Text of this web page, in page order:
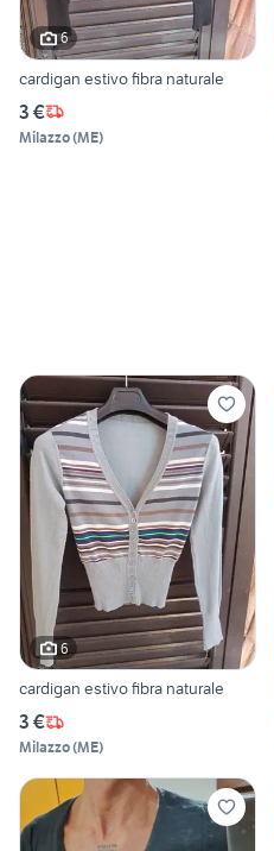
6
cardigan estivo fibra naturale
3 €
Milazzo(ME)
6
cardigan estivo fibra naturale
3 €
Milazzo(ME)